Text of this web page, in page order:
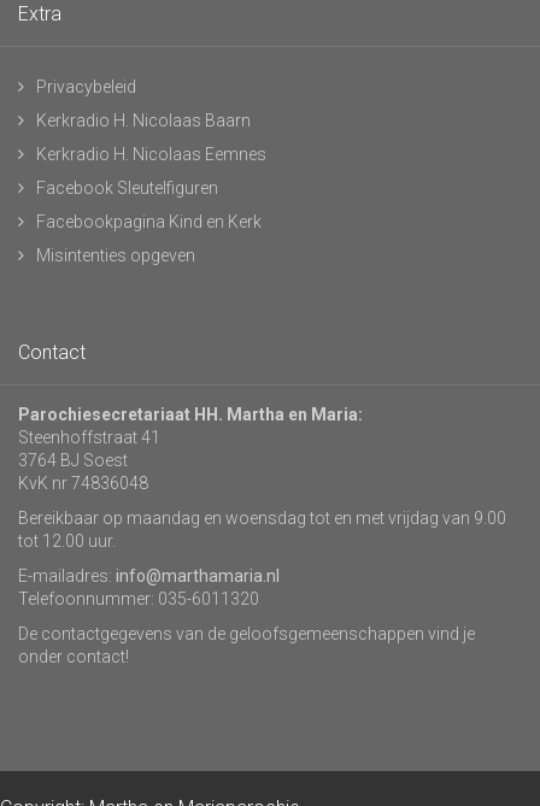
Extra
Privacybeleid
Kerkradio H. Nicolaas Baarn
Kerkradio H. Nicolaas Eemnes
Facebook Sleutelfiguren
Facebookpagina Kind en Kerk
Misintenties opgeven
Contact
Parochiesecretariaat HH. Martha en Maria:
Steenhoffstraat 41
3764 BJ Soest
KvK nr 74836048
Bereikbaar op maandag en woensdag tot en met vrijdag van 9.00
tot 12.00 uur.
E-mailadres: info@marthamaria.nl
Telefoonnummer: 035-6011320
De contactgegevens van de geloofsgemeenschappen vind je
onder contact!